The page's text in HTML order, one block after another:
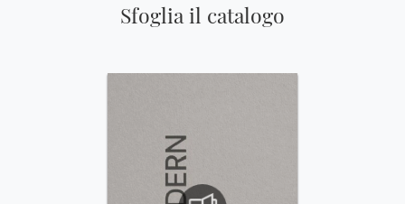
Sfoglia il catalogo